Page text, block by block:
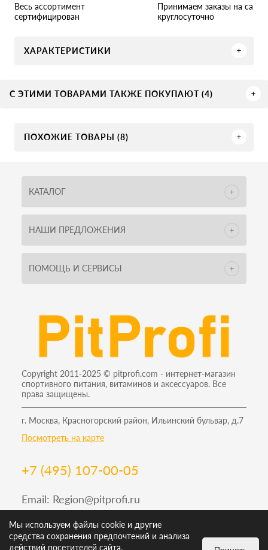
Весь ассортимент
сертифицирован
Принимаем заказы на сайте
круглосуточно
ХАРАКТЕРИСТИКИ
С ЭТИМИ ТОВАРАМИ ТАКЖЕ ПОКУПАЮТ (4)
ПОХОЖИЕ ТОВАРЫ (8)
КАТАЛОГ
НАШИ ПРЕДЛОЖЕНИЯ
ПОМОЩЬ И СЕРВИСЫ
Copyright 2011-2025 © pitprofi.com - интернет-магазин
спортивного питания, витаминов и аксессуаров. Все
права защищены.
г. Москва, Красногорский район, Ильинский бульвар, д.7
Посмотреть на карте
+7 (495) 107-00-05
Email: Region@pitprofi.ru
График работы Пн-Пт: 9-19, Сб: 10-18 Вс: 12-18
Мы используем файлы cookie и другие
средства сохранения предпочтений и анализа
действий посетителей сайта.